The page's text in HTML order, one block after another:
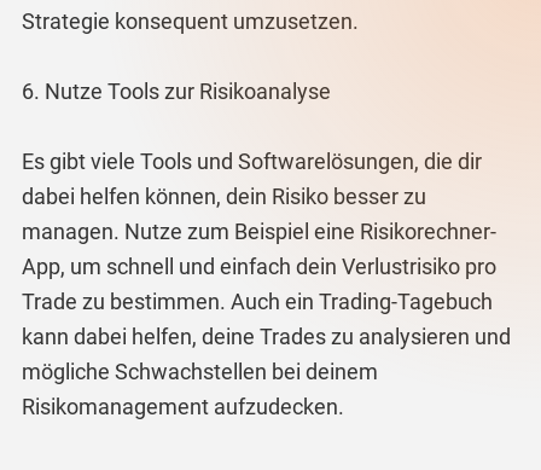
Strategie konsequent umzusetzen.
6. Nutze Tools zur Risikoanalyse
Es gibt viele Tools und Softwarelösungen, die dir
dabei helfen können, dein Risiko besser zu
managen. Nutze zum Beispiel eine Risikorechner-
App, um schnell und einfach dein Verlustrisiko pro
Trade zu bestimmen. Auch ein Trading-Tagebuch
kann dabei helfen, deine Trades zu analysieren und
mögliche Schwachstellen bei deinem
Risikomanagement aufzudecken.